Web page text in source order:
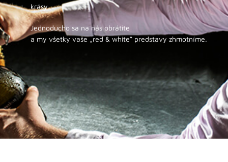
krásy.
Jednoducho sa na nás obrátite
a my všetky vaše „red & white“ predstavy zhmotníme.